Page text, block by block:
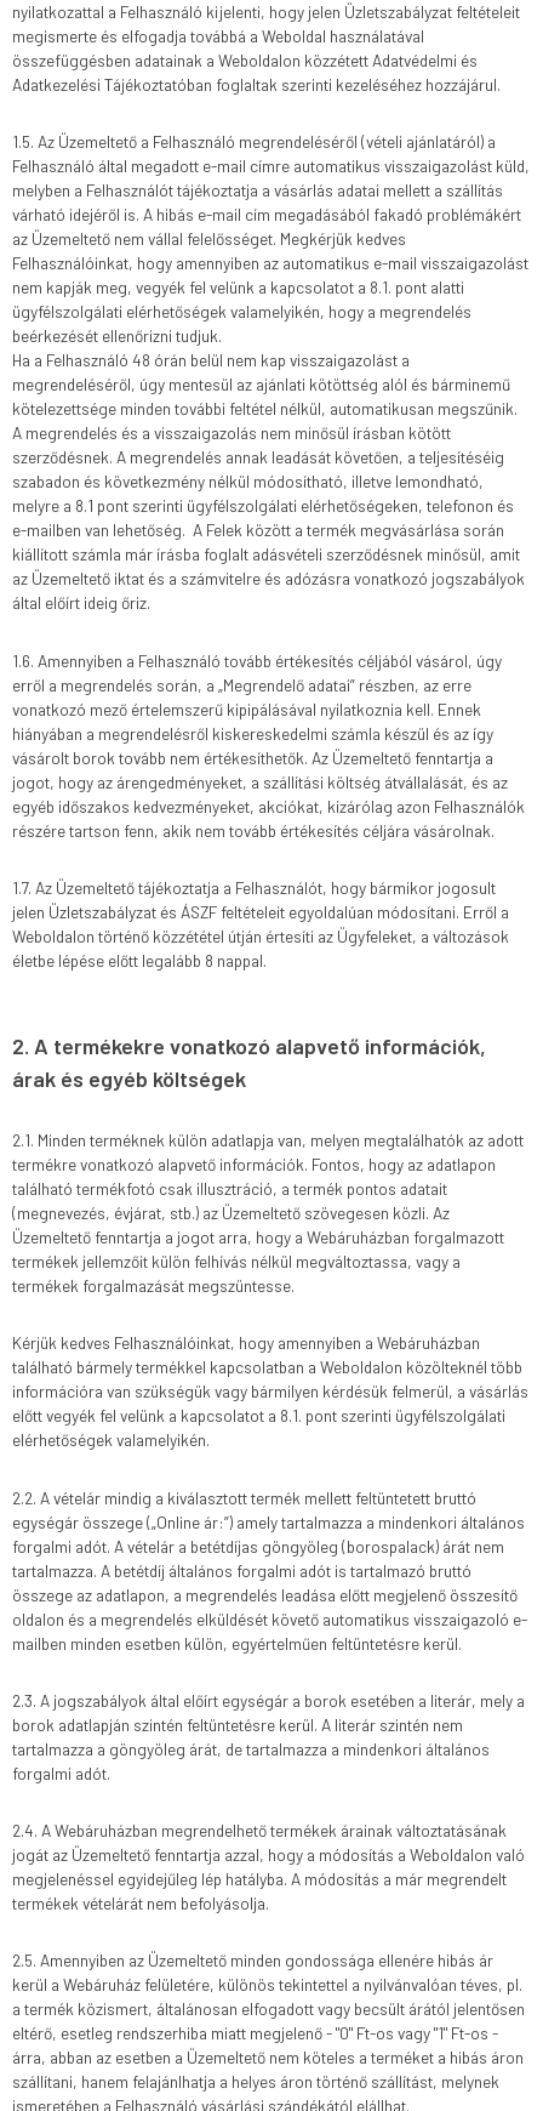
nyilatkozattal a Felhasználó kijelenti, hogy jelen Üzletszabályzat feltételeit
megismerte és elfogadja továbbá a Weboldal használatával
összefüggésben adatainak a Weboldalon közzétett Adatvédelmi és
Adatkezelési Tájékoztatóban foglaltak szerinti kezeléséhez hozzájárul.
1.5. Az Üzemeltető a Felhasználó megrendeléséről (vételi ajánlatáról) a
Felhasználó által megadott e-mail címre automatikus visszaigazolást küld,
melyben a Felhasználót tájékoztatja a vásárlás adatai mellett a szállítás
várható idejéről is. A hibás e-mail cím megadásából fakadó problémákért
az Üzemeltető nem vállal felelősséget. Megkérjük kedves
Felhasználóinkat, hogy amennyiben az automatikus e-mail visszaigazolást
nem kapják meg, vegyék fel velünk a kapcsolatot a 8.1. pont alatti
ügyfélszolgálati elérhetőségek valamelyikén, hogy a megrendelés
beérkezését ellenőrizni tudjuk.
Ha a Felhasználó 48 órán belül nem kap visszaigazolást a
megrendeléséről, úgy mentesül az ajánlati kötöttség alól és bárminemű
kötelezettsége minden további feltétel nélkül, automatikusan megszűnik.
A megrendelés és a visszaigazolás nem minősül írásban kötött
szerződésnek. A megrendelés annak leadását követően, a teljesítéséig
szabadon és következmény nélkül módosítható, illetve lemondható,
melyre a 8.1 pont szerinti ügyfélszolgálati elérhetőségeken, telefonon és
e-mailben van lehetőség. A Felek között a termék megvásárlása során
kiállított számla már írásba foglalt adásvételi szerződésnek minősül, amit
az Üzemeltető iktat és a számvitelre és adózásra vonatkozó jogszabályok
által előírt ideig őriz.
1.6. Amennyiben a Felhasználó tovább értékesítés céljából vásárol, úgy
erről a megrendelés során, a „Megrendelő adatai” részben, az erre
vonatkozó mező értelemszerű kipipálásával nyilatkoznia kell. Ennek
hiányában a megrendelésről kiskereskedelmi számla készül és az így
vásárolt borok tovább nem értékesíthetők. Az Üzemeltető fenntartja a
jogot, hogy az árengedményeket, a szállítási költség átvállalását, és az
egyéb időszakos kedvezményeket, akciókat, kizárólag azon Felhasználók
részére tartson fenn, akik nem tovább értékesítés céljára vásárolnak.
1.7. Az Üzemeltető tájékoztatja a Felhasználót, hogy bármikor jogosult
jelen Üzletszabályzat és ÁSZF feltételeit egyoldalúan módosítani. Erről a
Weboldalon történő közzététel útján értesíti az Ügyfeleket, a változások
életbe lépése előtt legalább 8 nappal.
2. A termékekre vonatkozó alapvető információk,
árak és egyéb költségek
2.1. Minden terméknek külön adatlapja van, melyen megtalálhatók az adott
termékre vonatkozó alapvető információk. Fontos, hogy az adatlapon
található termékfotó csak illusztráció, a termék pontos adatait
(megnevezés, évjárat, stb.) az Üzemeltető szövegesen közli. Az
Üzemeltető fenntartja a jogot arra, hogy a Webáruházban forgalmazott
termékek jellemzőit külön felhívás nélkül megváltoztassa, vagy a
termékek forgalmazását megszüntesse.
Kérjük kedves Felhasználóinkat, hogy amennyiben a Webáruházban
található bármely termékkel kapcsolatban a Weboldalon közölteknél több
információra van szükségük vagy bármilyen kérdésük felmerül, a vásárlás
előtt vegyék fel velünk a kapcsolatot a 8.1. pont szerinti ügyfélszolgálati
elérhetőségek valamelyikén.
2.2. A vételár mindig a kiválasztott termék mellett feltüntetett bruttó
egységár összege („Online ár:”) amely tartalmazza a mindenkori általános
forgalmi adót. A vételár a betétdíjas göngyöleg (borospalack) árát nem
tartalmazza. A betétdíj általános forgalmi adót is tartalmazó bruttó
összege az adatlapon, a megrendelés leadása előtt megjelenő összesítő
oldalon és a megrendelés elküldését követő automatikus visszaigazoló e-
mailben minden esetben külön, egyértelműen feltüntetésre kerül.
2.3. A jogszabályok által előírt egységár a borok esetében a literár, mely a
borok adatlapján szintén feltüntetésre kerül. A literár szintén nem
tartalmazza a göngyöleg árát, de tartalmazza a mindenkori általános
forgalmi adót.
2.4. A Webáruházban megrendelhető termékek árainak változtatásának
jogát az Üzemeltető fenntartja azzal, hogy a módosítás a Weboldalon való
megjelenéssel egyidejűleg lép hatályba. A módosítás a már megrendelt
termékek vételárát nem befolyásolja.
2.5. Amennyiben az Üzemeltető minden gondossága ellenére hibás ár
kerül a Webáruház felületére, különös tekintettel a nyilvánvalóan téves, pl.
a termék közismert, általánosan elfogadott vagy becsült árától jelentősen
eltérő, esetleg rendszerhiba miatt megjelenő - "0" Ft-os vagy "1" Ft-os -
árra, abban az esetben a Üzemeltető nem köteles a terméket a hibás áron
szállítani, hanem felajánlhatja a helyes áron történő szállítást, melynek
ismeretében a Felhasználó vásárlási szándékától elállhat.